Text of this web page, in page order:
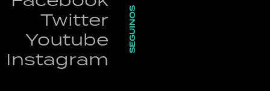
Twitter
Youtube
Instagram
SEGUINOS